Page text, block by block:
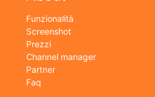
Funzionalità
Screenshot
Prezzi
Channel manager
Partner
Faq